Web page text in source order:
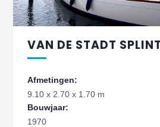
VAN DE STADT
Afmetingen:
9.10 x 2.70 x 1.70 m
Bouwjaar:
1970